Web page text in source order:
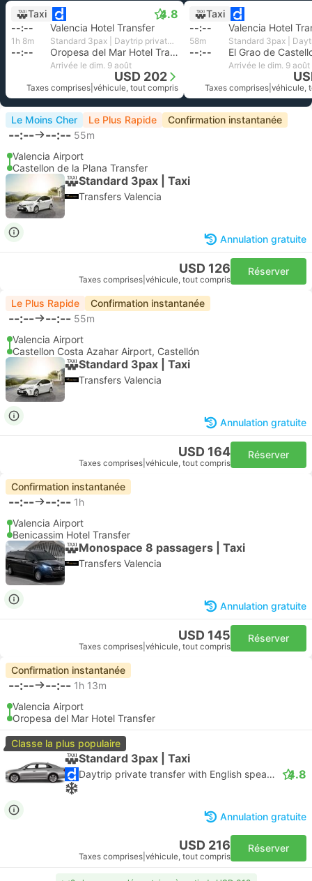
Taxi
4.8
--:-- Valencia Hotel Transfer
1h 8m Standard 3pax | Daytrip private transfer with English speaking driver
--:-- Oropesa del Mar Hotel Transfer
Arrivée le dim. 9 août
USD 202
Taxes comprises véhicule, tout compris
Taxi
--:--
Valencia Hotel
58m
--:--
Arrivée le dim. 9 août
Taxes comprises véhicule,
Le Moins Cher Le Plus Rapide Confirmation instantanée
--:-- --:-- 55m
Valencia Airport
Castellon de la Plana Transfer
Standard 3pax | Taxi
Transfers Valencia
Annulation gratuite
USD 126
Taxes comprises véhicule, tout compris
Réserver
Le Plus Rapide Confirmation instantanée
--:-- --:-- 55m
Valencia Airport
Castellon Costa Azahar Airport, Castellón
Standard 3pax | Taxi
Transfers Valencia
Annulation gratuite
USD 164
Taxes comprises véhicule, tout compris
Réserver
Confirmation instantanée
--:-- --:-- 1h
Valencia Airport
Benicassim Hotel Transfer
Monospace 8 passagers | Taxi
Transfers Valencia
Annulation gratuite
USD 145
Taxes comprises véhicule, tout compris
Réserver
Confirmation instantanée
--:-- --:-- 1h 13m
Valencia Airport
Oropesa del Mar Hotel Transfer
Classe la plus populaire
Standard 3pax | Taxi
Daytrip private transfer with English speaking driver 4.8
Annulation gratuite
USD 216
Taxes comprises véhicule, tout compris
Réserver